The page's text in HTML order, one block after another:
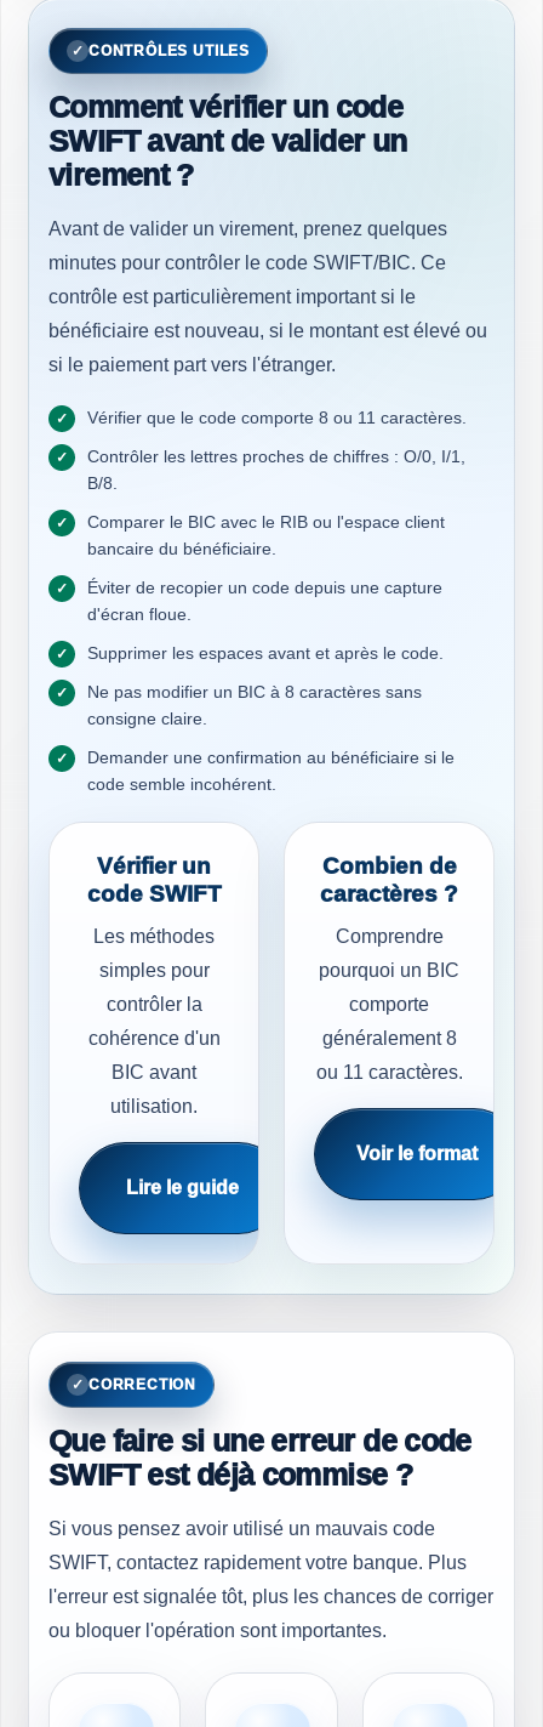
CONTRÔLES UTILES
Comment vérifier un code
SWIFT avant de valider un
virement ?
Avant de valider un virement, prenez quelques
minutes pour contrôler le code SWIFT/BIC. Ce
contrôle est particulièrement important si le
bénéficiaire est nouveau, si le montant est élevé ou
si le paiement part vers l'étranger.
Vérifier que le code comporte 8 ou 11 caractères.
Contrôler les lettres proches de chiffres : O/0, I/1,
B/8.
Comparer le BIC avec le RIB ou l'espace client
bancaire du bénéficiaire.
Éviter de recopier un code depuis une capture
d'écran floue.
Supprimer les espaces avant et après le code.
Ne pas modifier un BIC à 8 caractères sans
consigne claire.
Demander une confirmation au bénéficiaire si le
code semble incohérent.
Vérifier un
code SWIFT
Les méthodes
simples pour
contrôler la
cohérence d'un
BIC avant
utilisation.
Lire le guide
Combien de
caractères ?
Comprendre
pourquoi un BIC
comporte
généralement 8
ou 11 caractères.
Voir le format
CORRECTION
Que faire si une erreur de code
SWIFT est déjà commise ?
Si vous pensez avoir utilisé un mauvais code
SWIFT, contactez rapidement votre banque. Plus
l'erreur est signalée tôt, plus les chances de corriger
ou bloquer l'opération sont importantes.